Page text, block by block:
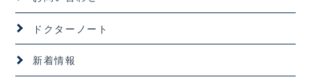
ドクターノート
新着情報